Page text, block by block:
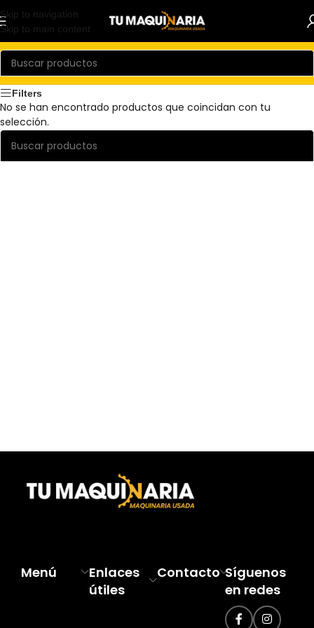
Skip to navigation
Skip to main content
Filters
No se han encontrado productos que coincidan con tu
selección.
Menú
Enlaces
útiles
Contacto Síguenos
en redes